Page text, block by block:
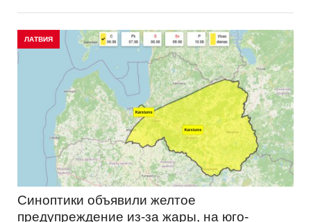
ЛАТВИЯ
Синоптики объявили желтое
предупреждение из-за жары, на юго-